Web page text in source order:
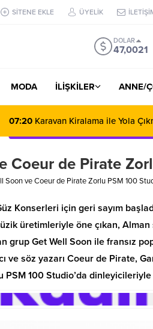
SİTENE EKLE ÜYELİK
DOLAR
47,0021
MODA İLİŞKİLER ANNE/
07:20 Karavan Kiralama ile Yola
Coeur de Pirate
Soon ve Coeur de Pirate Zorlu PSM 100
Konserleri için geri sayım
üretimleriyle öne çıkan,
grup Get Well Soon ile fransız
ve söz yazarı Coeur de Pirate,
100 Studio’da